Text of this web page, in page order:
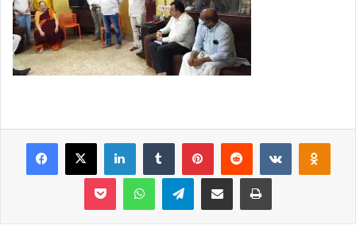
Facebook X LinkedIn Tumblr Pinterest Reddit VKontakte Odnoklassniki
Pocket WhatsApp Telegram Share via Email Print